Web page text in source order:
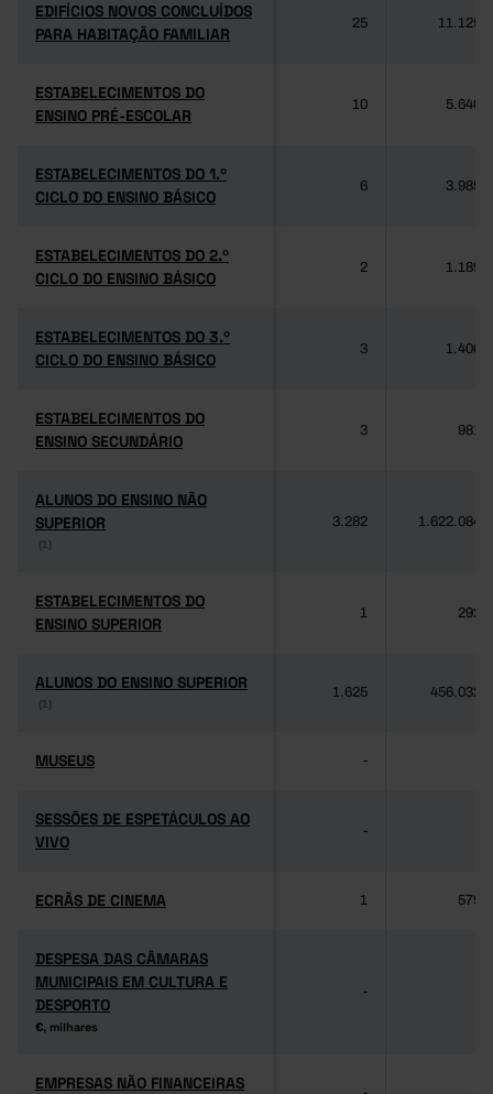
EDIFÍCIOS NOVOS CONCLUÍDOS
PARA HABITAÇÃO FAMILIAR
EDIFÍCIOS NOVOS CONCLUÍDOS
PARA HABITAÇÃO FAMILIAR
25 11.125
ESTABELECIMENTOS DO
ENSINO PRÉ-ESCOLAR
ESTABELECIMENTOS DO
ENSINO PRÉ-ESCOLAR
10 5.640
ESTABELECIMENTOS DO 1.º
CICLO DO ENSINO BÁSICO
ESTABELECIMENTOS DO 1.º
CICLO DO ENSINO BÁSICO
6 3.985
ESTABELECIMENTOS DO 2.º
CICLO DO ENSINO BÁSICO
ESTABELECIMENTOS DO 2.º
CICLO DO ENSINO BÁSICO
2 1.189
ESTABELECIMENTOS DO 3.º
CICLO DO ENSINO BÁSICO
ESTABELECIMENTOS DO 3.º
CICLO DO ENSINO BÁSICO
3 1.406
ESTABELECIMENTOS DO
ENSINO SECUNDÁRIO
ESTABELECIMENTOS DO
ENSINO SECUNDÁRIO
3 981
ALUNOS DO ENSINO NÃO
SUPERIOR
(1)
ALUNOS DO ENSINO NÃO
SUPERIOR
(1)
3.282 1.622.084
ESTABELECIMENTOS DO
ENSINO SUPERIOR
ESTABELECIMENTOS DO
ENSINO SUPERIOR
1 292
ALUNOS DO ENSINO SUPERIOR
(1)
ALUNOS DO ENSINO SUPERIOR
(1)
1.625 456.032
MUSEUS
MUSEUS -
SESSÕES DE ESPETÁCULOS AO
VIVO
SESSÕES DE ESPETÁCULOS AO
VIVO
-
ECRÃS DE CINEMA
ECRÃS DE CINEMA 1 579
DESPESA DAS CÂMARAS
MUNICIPAIS EM CULTURA E
DESPORTO
€, milhares
DESPESA DAS CÂMARAS
MUNICIPAIS EM CULTURA E
DESPORTO
€, milhares
-
EMPRESAS NÃO FINANCEIRAS
EMPRESAS NÃO FINANCEIRAS